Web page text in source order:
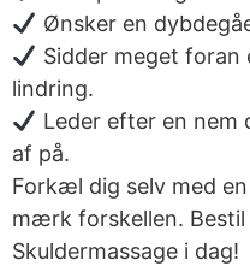
Ønsker en
Sidder meget
lindring.
Leder efter en nem
af på.
Forkæl dig selv med
mærk forskellen. Bestil
Skuldermassage i dag!